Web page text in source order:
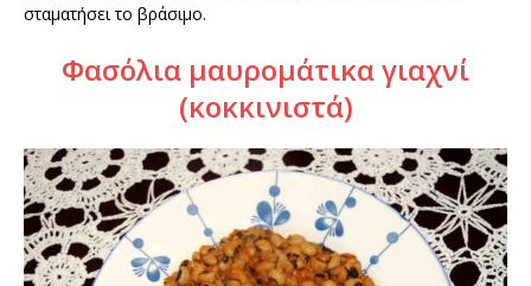
σταματήσει το βράσιμο.
Φασόλια μαυρομάτικα γιαχνί
(κοκκινιστά)